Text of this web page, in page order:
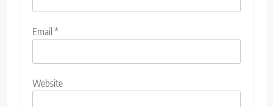
Email*
Website